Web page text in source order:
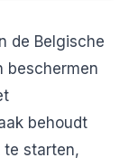
de Belgische
beschermen
behoudt
te starten,